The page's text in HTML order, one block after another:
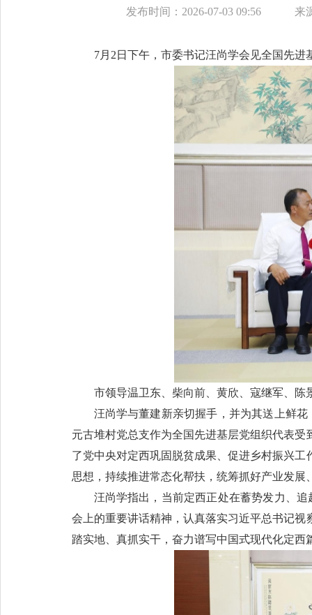
发布时间：2026-07-03 09:56 来
7月2日下午，市委书记汪尚学会见全国先
市领导温卫东、柴向前、黄欣、寇继军、陈
汪尚学与董建新亲切握手，并为其送上鲜
元古堆村党总支作为全国先进基层党组织代表
了党中央对定西巩固脱贫成果、促进乡村振兴
思想，持续推进常态化帮扶，统筹抓好产业发
汪尚学指出，当前定西正处在蓄势发力、
会上的重要讲话精神，认真落实习近平总书记
踏实地、真抓实干，奋力谱写中国式现代化定西